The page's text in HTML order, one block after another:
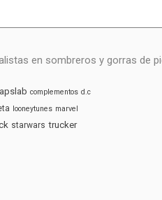
en sombreros y gorras de
complementos d.c
looneytunes marvel
starwars trucker